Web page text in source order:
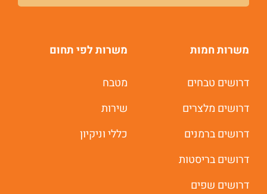
משרות חמות
דרושים טבחים
דרושים מלצרים
דרושים ברמנים
דרושים בריסטות
דרושים שפים
משרות לפי תחום
מטבח
שירות
כללי וניקיון